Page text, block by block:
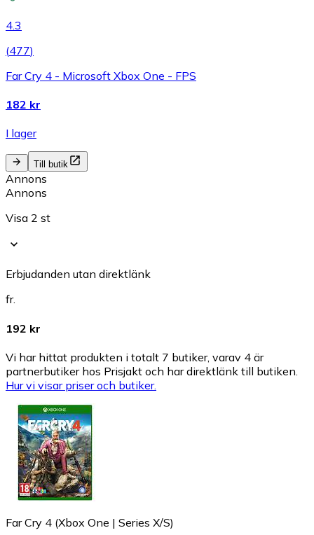
4.3
(477)
Far Cry 4 - Microsoft Xbox One - FPS
182 kr
I lager
Till butik
Annons
Annons
Visa 2 st
Erbjudanden utan direktlänk
fr.
192 kr
Vi har hittat produkten i totalt 7 butiker, varav 4 är
partnerbutiker hos Prisjakt och har direktlänk till butiken.
Hur vi visar priser och butiker.
Far Cry 4 (Xbox One | Series X/S)